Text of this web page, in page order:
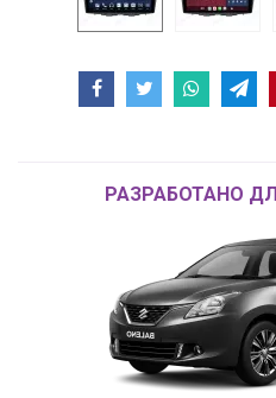
РАЗРАБОТАНО